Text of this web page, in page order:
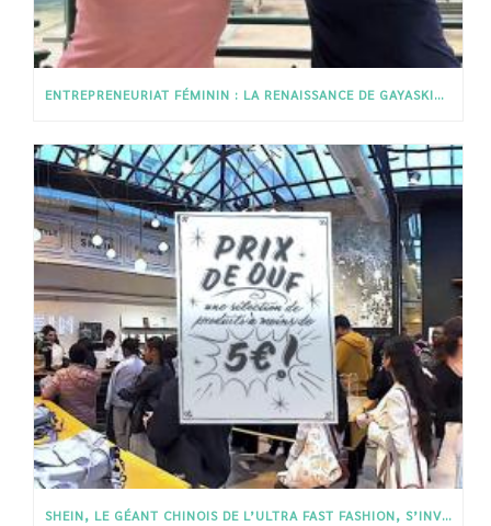
ENTREPRENEURIAT FÉMININ : LA RENAISSANCE DE GAYASKIN PAR CHARLOTTE ET ISABELLE
SHEIN, LE GÉANT CHINOIS DE L’ULTRA FAST FASHION, S’INVITE À PARIS